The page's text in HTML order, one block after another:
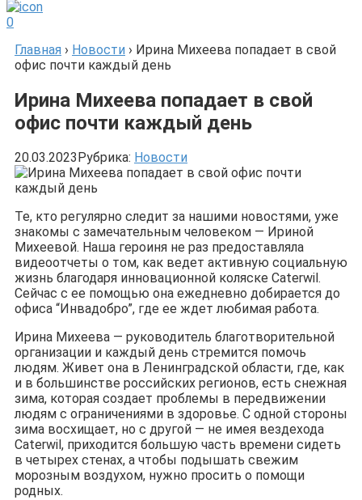
0
Главная › Новости › Ирина Михеева попадает в свой
офис почти каждый день
Ирина Михеева попадает в свой
офис почти каждый день
20.03.2023 Рубрика: Новости
Те, кто регулярно следит за нашими новостями, уже
знакомы с замечательным человеком — Ириной
Михеевой. Наша героиня не раз предоставляла
видеоотчеты о том, как ведет активную социальную
жизнь благодаря инновационной коляске Caterwil.
Сейчас с ее помощью она ежедневно добирается до
офиса “Инвадобро”, где ее ждет любимая работа.
Ирина Михеева — руководитель благотворительной
организации и каждый день стремится помочь
людям. Живет она в Ленинградской области, где, как
и в большинстве российских регионов, есть снежная
зима, которая создает проблемы в передвижении
людям с ограничениями в здоровье. С одной стороны
зима восхищает, но с другой — не имея вездехода
Caterwil, приходится большую часть времени сидеть
в четырех стенах, а чтобы подышать свежим
морозным воздухом, нужно просить о помощи
родных.